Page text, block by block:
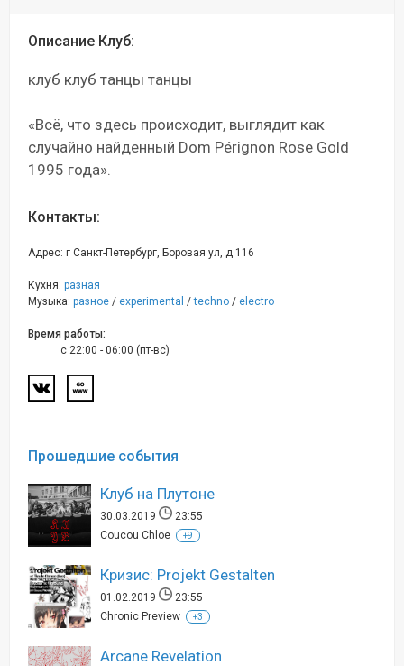
Описание Клуб:
клуб клуб танцы танцы
«Всё, что здесь происходит, выглядит как
случайно найденный Dom Pérignon Rose Gold
1995 года».
Контакты:
Адрес: г Санкт-Петербург, Боровая ул, д 116
Кухня: разная
Музыка: разное / experimental /techno / electro
Время работы:
c 22:00 - 06:00 (пт-вс)
Прошедшие события
Клуб на Плутоне
30.03.2019
23:55
Coucou Chloe
+9
Кризис: Projekt Gestalten
01.02.2019
23:55
Chronic Preview
+3
Arcane Revelation